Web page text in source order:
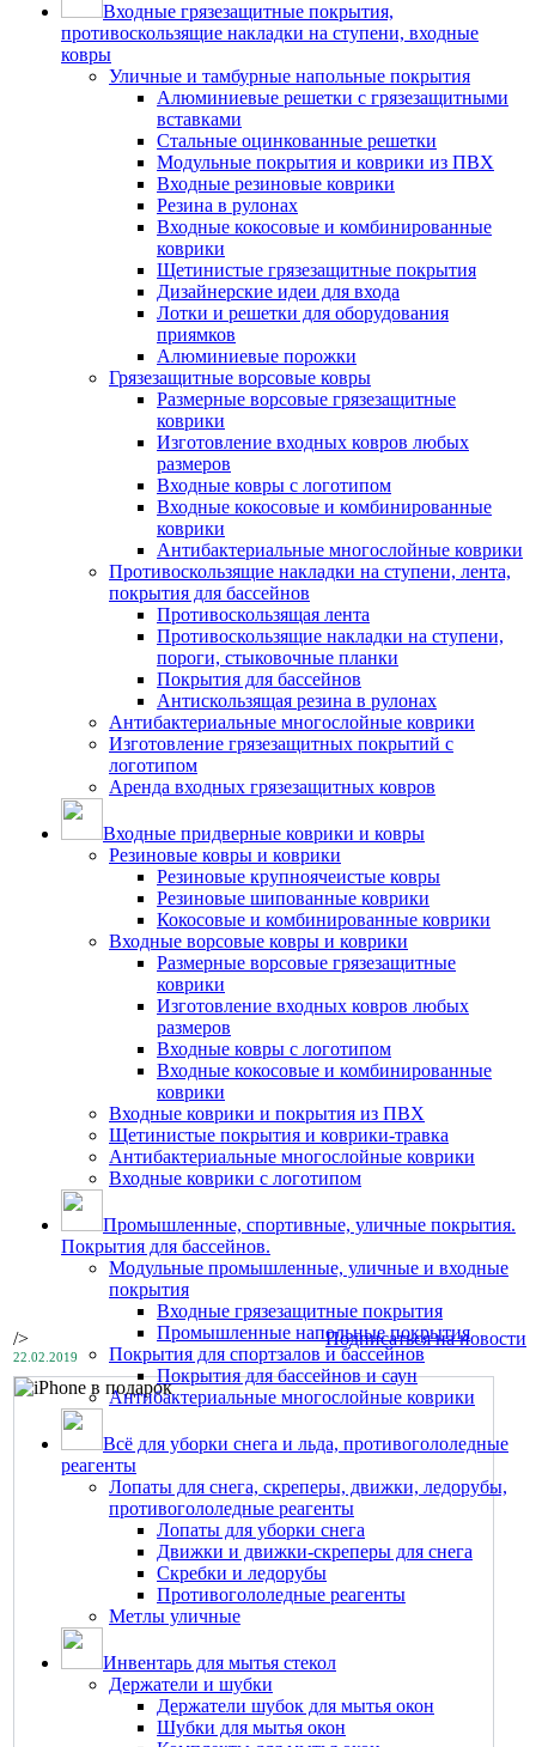
Входные грязезащитные покрытия,
противоскользящие накладки на ступени, входные
ковры
Уличные и тамбурные напольные покрытия
Алюминиевые решетки с грязезащитными
вставками
Стальные оцинкованные решетки
Модульные покрытия и коврики из ПВХ
Входные резиновые коврики
Резина в рулонах
Входные кокосовые и комбинированные
коврики
Щетинистые грязезащитные покрытия
Дизайнерские идеи для входа
Лотки и решетки для оборудования
приямков
Алюминиевые порожки
Грязезащитные ворсовые ковры
Размерные ворсовые грязезащитные
коврики
Изготовление входных ковров любых
размеров
Входные ковры с логотипом
Входные кокосовые и комбинированные
коврики
Антибактериальные многослойные коврики
Противоскользящие накладки на ступени, лента,
покрытия для бассейнов
Противоскользящая лента
Противоскользящие накладки на ступени,
пороги, стыковочные планки
Покрытия для бассейнов
Антискользящая резина в рулонах
Антибактериальные многослойные коврики
Изготовление грязезащитных покрытий с
логотипом
Аренда входных грязезащитных ковров
Входные придверные коврики и ковры
Резиновые ковры и коврики
Резиновые крупноячеистые ковры
Резиновые шипованные коврики
Кокосовые и комбинированные коврики
Входные ворсовые ковры и коврики
Размерные ворсовые грязезащитные
коврики
Изготовление входных ковров любых
размеров
Входные ковры с логотипом
Входные кокосовые и комбинированные
коврики
Входные коврики и покрытия из ПВХ
Щетинистые покрытия и коврики-травка
Антибактериальные многослойные коврики
Входные коврики с логотипом
Промышленные, спортивные, уличные покрытия.
Покрытия для бассейнов.
Модульные промышленные, уличные и входные
покрытия
Входные грязезащитные покрытия
Промышленные напольные покрытия
Покрытия для спортзалов и бассейнов
Покрытия для бассейнов и саун
Антибактериальные многослойные коврики
Всё для уборки снега и льда, противогололедные
реагенты
Лопаты для снега, скреперы, движки, ледорубы,
противогололедные реагенты
Лопаты для уборки снега
Движки и движки-скреперы для снега
Скребки и ледорубы
Противогололедные реагенты
Метлы уличные
Инвентарь для мытья стекол
Держатели и шубки
Держатели шубок для мытья окон
Шубки для мытья окон
/> Подписаться на новости
22.02.2019